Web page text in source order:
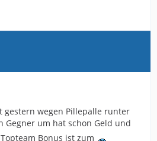
gestern wegen Pillepalle runter
Gegner um hat schon Geld und
Bonus ist zum